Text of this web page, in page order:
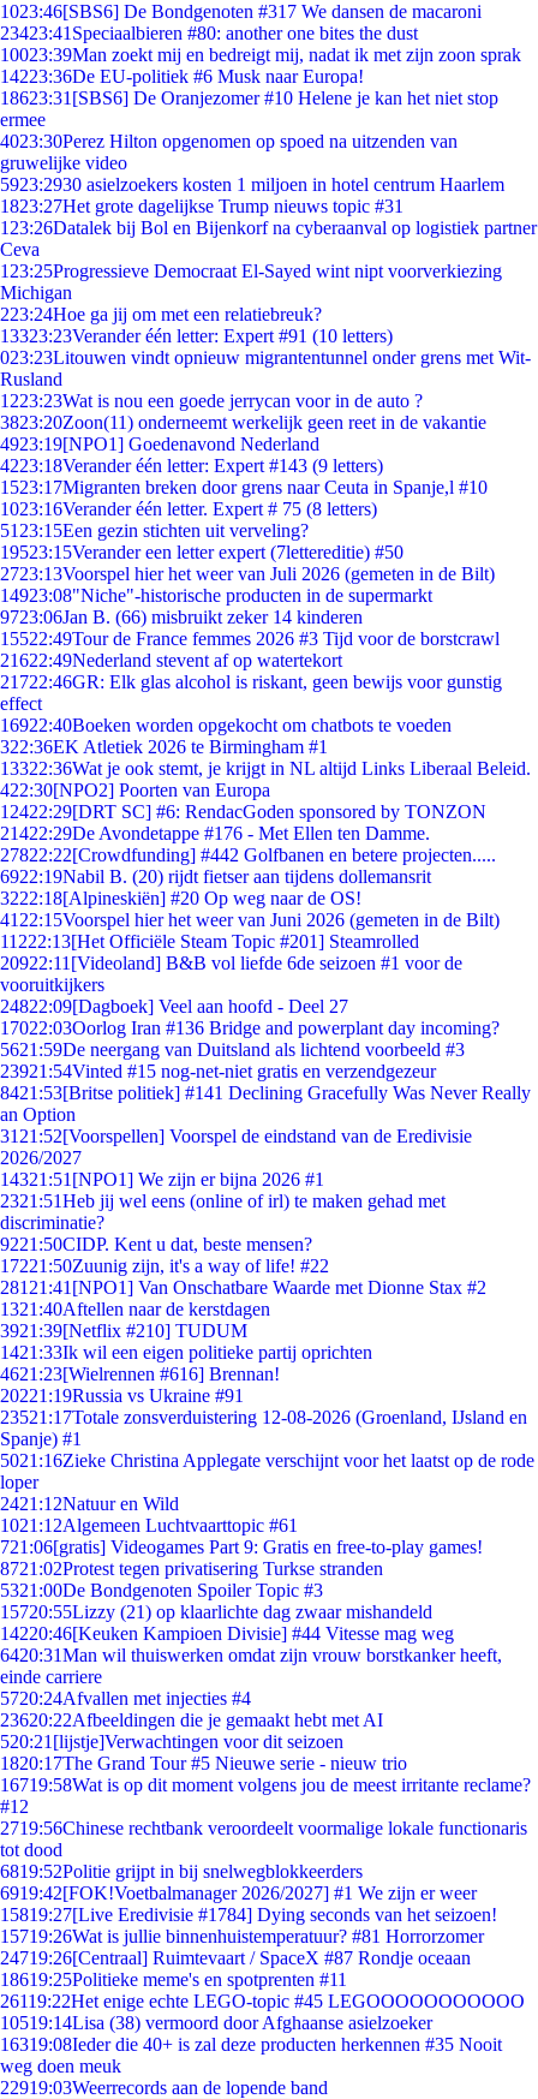
1023:46[SBS6] De Bondgenoten #317 We dansen de macaroni
23423:41 Speciaalbieren #80: another one bites the dust
10023:39Man zoekt mij en bedreigt mij, nadat ik met zijn zoon sprak
14223:36De EU-politiek #6 Musk naar Europa!
18623:31 [SBS6] De Oranjezomer #10 Helene je kan het niet stop
ermee
4023:30Perez Hilton opgenomen op spoed na uitzenden van
gruwelijke video
5923:2930 asielzoekers kosten 1 miljoen in hotel centrum Haarlem
1823:27Het grote dagelijkse Trump nieuws topic #31
1 23:26Datalek bij Bol en Bijenkorf na cyberaanval op logistiek partner
Ceva
1 23:25Progressieve Democraat El-Sayed wint nipt voorverkiezing
Michigan
223:24Hoe ga jij om met een relatiebreuk?
13323:23Verander één letter: Expert #91 (10 letters)
023:23Litouwen vindt opnieuw migrantentunnel onder grens met Wit-
Rusland
1223:23Wat is nou een goede jerrycan voor in de auto ?
3823:20Zoon(11) onderneemt werkelijk geen reet in de vakantie
4923:19[NPO1] Goedenavond Nederland
4223:18Verander één letter: Expert #143 (9 letters)
1523:17Migranten breken door grens naar Ceuta in Spanje,l #10
1023:16Verander één letter. Expert # 75 (8 letters)
51 23:15Een gezin stichten uit verveling?
19523:15Verander een letter expert (7lettereditie) #50
2723:13Voorspel hier het weer van Juli 2026 (gemeten in de Bilt)
14923:08"Niche"-historische producten in de supermarkt
9723:06Jan B. (66) misbruikt zeker 14 kinderen
15522:49Tour de France femmes 2026 #3 Tijd voor de borstcrawl
21622:49Nederland stevent af op watertekort
21722:46GR: Elk glas alcohol is riskant, geen bewijs voor gunstig
effect
16922:40Boeken worden opgekocht om chatbots te voeden
322:36EK Atletiek 2026 te Birmingham #1
13322:36Wat je ook stemt, je krijgt in NL altijd Links Liberaal Beleid.
422:30[NPO2] Poorten van Europa
12422:29[DRT SC] #6: RendacGoden sponsored by TONZON
21422:29De Avondetappe #176 - Met Ellen ten Damme.
27822:22[Crowdfunding] #442 Golfbanen en betere projecten.....
6922:19Nabil B. (20) rijdt fietser aan tijdens dollemansrit
3222:18[Alpineskiën] #20 Op weg naar de OS!
41 22:15Voorspel hier het weer van Juni 2026 (gemeten in de Bilt)
11222:13[Het Officiële Steam Topic #201] Steamrolled
20922:11 [Videoland] B&B vol liefde 6de seizoen #1 voor de
vooruitkijkers
24822:09[Dagboek] Veel aan hoofd - Deel 27
17022:03Oorlog Iran #136 Bridge and powerplant day incoming?
5621:59De neergang van Duitsland als lichtend voorbeeld #3
23921:54Vinted #15 nog-net-niet gratis en verzendgezeur
8421:53[Britse politiek] #141 Declining Gracefully Was Never Really
an Option
31 21:52[Voorspellen] Voorspel de eindstand van de Eredivisie
2026/2027
14321:51 [NPO1] We zijn er bijna 2026 #1
2321:51Heb jij wel eens (online of irl) te maken gehad met
discriminatie?
9221:50CIDP. Kent u dat, beste mensen?
17221:50Zuunig zijn, it's a way of life! #22
281 21:41 [NPO1] Van Onschatbare Waarde met Dionne Stax #2
1321:40Aftellen naar de kerstdagen
3921:39[Netflix #210] TUDUM
1421:33Ik wil een eigen politieke partij oprichten
4621:23[Wielrennen #616] Brennan!
20221:19Russia vs Ukraine #91
23521:17Totale zonsverduistering 12-08-2026 (Groenland, IJsland en
Spanje) #1
5021:16Zieke Christina Applegate verschijnt voor het laatst op de rode
loper
2421:12Natuur en Wild
1021:12Algemeen Luchtvaarttopic #61
721:06[gratis] Videogames Part 9: Gratis en free-to-play games!
8721:02Protest tegen privatisering Turkse stranden
5321:00De Bondgenoten Spoiler Topic #3
15720:55Lizzy (21) op klaarlichte dag zwaar mishandeld
14220:46[Keuken Kampioen Divisie] #44 Vitesse mag weg
6420:31Man wil thuiswerken omdat zijn vrouw borstkanker heeft,
einde carriere
5720:24Afvallen met injecties #4
23620:22Afbeeldingen die je gemaakt hebt met AI
520:21 [lijstje]Verwachtingen voor dit seizoen
1820:17The Grand Tour #5 Nieuwe serie - nieuw trio
16719:58Wat is op dit moment volgens jou de meest irritante reclame?
#12
2719:56Chinese rechtbank veroordeelt voormalige lokale functionaris
tot dood
6819:52Politie grijpt in bij snelwegblokkeerders
6919:42[FOK!Voetbalmanager 2026/2027] #1 We zijn er weer
15819:27[Live Eredivisie #1784] Dying seconds van het seizoen!
15719:26Wat is jullie binnenhuistemperatuur? #81 Horrorzomer
24719:26[Centraal] Ruimtevaart / SpaceX #87 Rondje oceaan
18619:25Politieke meme's en spotprenten #11
26119:22Het enige echte LEGO-topic #45 LEGOOOOOOOOOOO
10519:14Lisa (38) vermoord door Afghaanse asielzoeker
16319:08Ieder die 40+ is zal deze producten herkennen #35 Nooit
weg doen meuk
22919:03Weerrecords aan de lopende band